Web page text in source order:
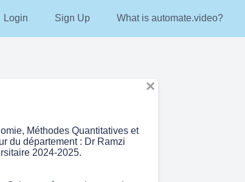
Login Sign Up What is automate.video?
Méthodes Quantitatives et
du département : Dr Ramzi
2024-2025.